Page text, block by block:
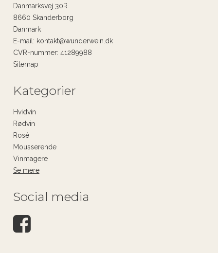
Danmarksvej 30R
8660 Skanderborg
Danmark
E-mail: kontakt@wunderwein.dk
CVR-nummer: 41289988
Sitemap
Kategorier
Hvidvin
Rødvin
Rosé
Mousserende
Vinmagere
Se mere
Social media